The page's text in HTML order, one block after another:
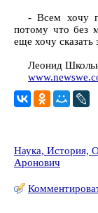
- Всем хочу
потому что без
еще хочу
Леонид
Наука, История,
Аронович